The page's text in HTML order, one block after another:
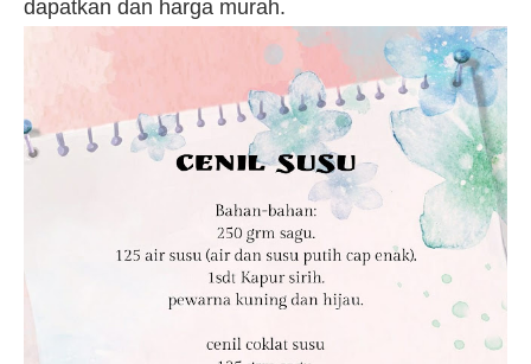
dapatkan dan harga murah.